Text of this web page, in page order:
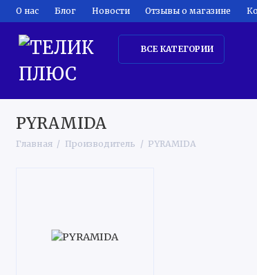
О нас Блог Новости Отзывы о магазине
ВСЕ КАТЕГОРИИ
ТЕЛЕВИЗОРЫ
PYRAMIDA
Главная Производитель PYRAMIDA